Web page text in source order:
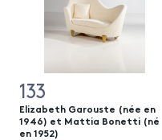
133
Elizabeth Garouste (née en
1946) et Mattia Bonetti (né
en 1952)